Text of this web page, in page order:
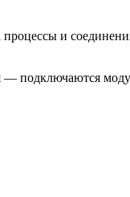
и
подключаются